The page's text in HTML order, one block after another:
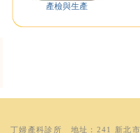
產檢與生產
丁婦產科診所 地址： 241 新北市